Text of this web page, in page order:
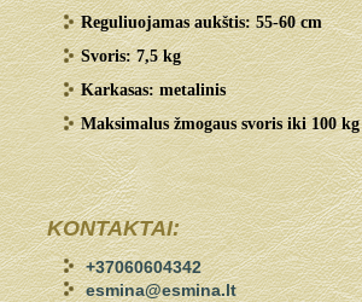
Reguliuojamas aukštis: 55-60 cm
Svoris: 7,5 kg
Karkasas: metalinis
Maksimalus žmogaus svoris iki 100 kg
KONTAKTAI:
+37060604342
esmina@esmina.lt